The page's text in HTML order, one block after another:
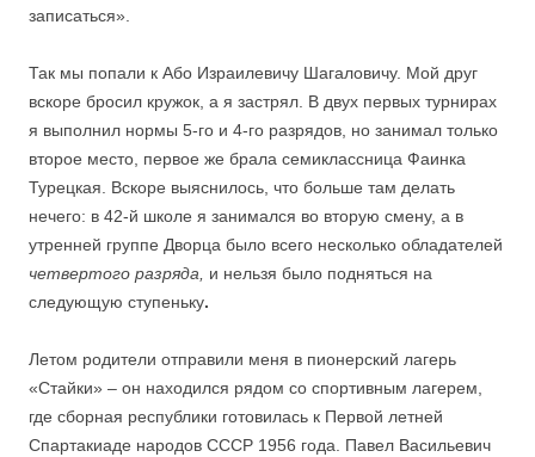
записаться».
Так мы попали к Або Израилевичу Шагаловичу. Мой друг
вскоре бросил кружок, а я застрял. В двух первых турнирах
я выполнил нормы 5-го и 4-го разрядов, но занимал только
второе место, первое же брала семиклассница Фаинка
Турецкая. Вскоре выяснилось, что больше там делать
нечего: в 42-й школе я занимался во вторую смену, а в
утренней группе Дворца было всего несколько обладателей
четвертого разряда, и нельзя было подняться на
следующую ступеньку.
Летом родители отправили меня в пионерский лагерь
«Стайки» – он находился рядом со спортивным лагерем,
где сборная республики готовилась к Первой летней
Спартакиаде народов СССР 1956 года. Павел Васильевич